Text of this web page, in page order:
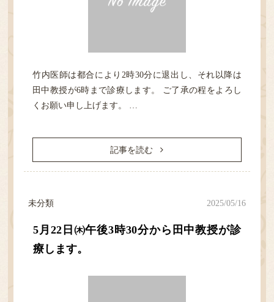
竹内医師は都合により2時30分に退出し、それ以降は
田中教授が6時まで診療します。 ご了承の程をよろし
くお願い申し上げます。 …
記事を読む
5月22日㈭午後3時30分から田中教授が診
療します。
未分類 2025/05/16